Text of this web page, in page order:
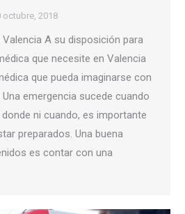
octubre, 2018
A su disposición para
que necesite en Valencia
que pueda imaginarse con
emergencia sucede cuando
ni cuando, es importante
preparados. Una buena
es contar con una